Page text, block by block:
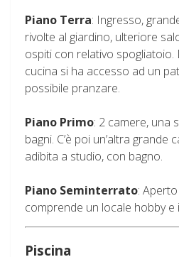
Piano Terra: Ingresso,
rivolte al giardino, ulteriore
ospiti con relativo spogliatoio.
cucina si ha accesso ad un
possibile pranzare.
Piano Primo: 2 camere, una
bagni. C’è poi un’altra grande
adibita a studio, con bagno.
Piano Seminterrato:
comprende un locale hobby e
Piscina